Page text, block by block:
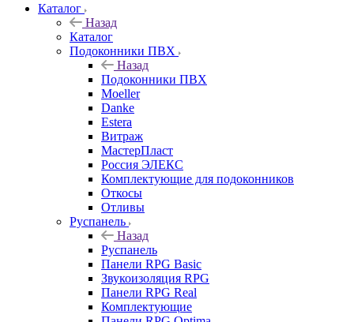
Каталог
Назад
Каталог
Подоконники ПВХ
Назад
Подоконники ПВХ
Moeller
Danke
Estera
Витраж
МастерПласт
Россия ЭЛЕКС
Комплектующие для подоконников
Откосы
Отливы
Руспанель
Назад
Руспанель
Панели RPG Basic
Звукоизоляция RPG
Панели RPG Real
Комплектующие